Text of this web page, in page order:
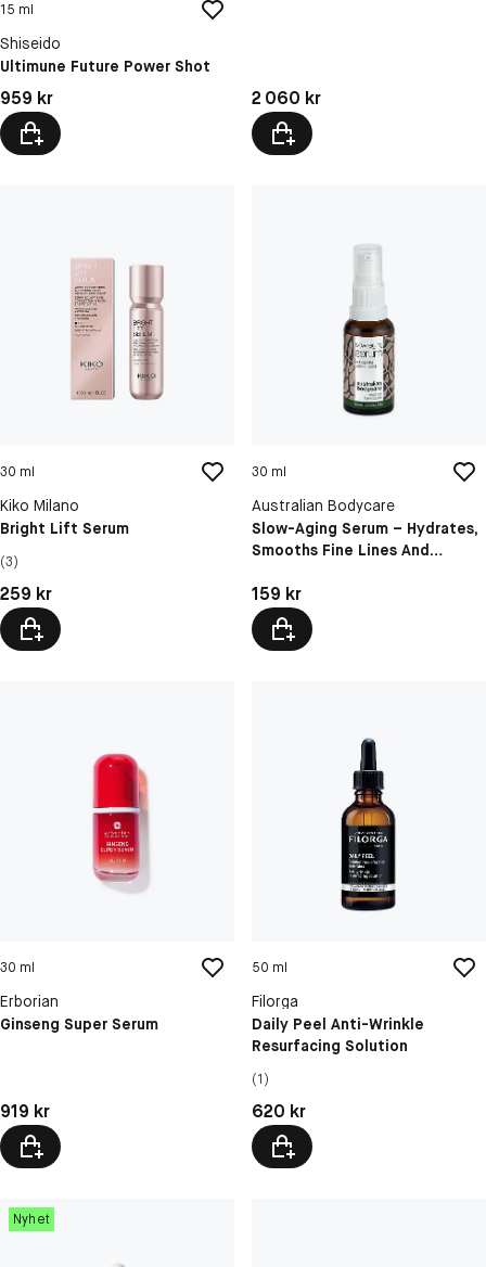
15 ml
Shiseido
Ultimune Future Power Shot
Pris: 959 kr
959 kr Pris: 2 060 kr
2 060 kr
30 ml
Kiko Milano
Bright Lift Serum
(3)
Pris: 259 kr
259 kr
30 ml
Australian Bodycare
Slow-Aging Serum – Hydrates,
Smooths Fine Lines And
Pris: 159 kr
159 kr
30 ml
Erborian
Ginseng Super Serum
Pris: 919 kr
919 kr
50 ml
Filorga
Daily Peel Anti-Wrinkle
Resurfacing Solution
(1)
Pris: 620 kr
620 kr
Nyhet